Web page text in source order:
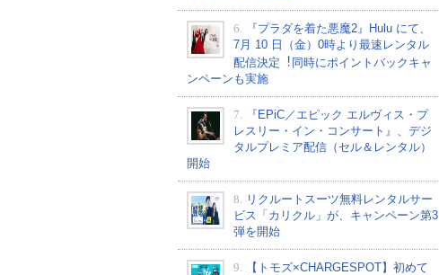
6.
『プラダを着た悪魔2』Hulu にて、
7⽉ 10 ⽇（金）0時より最速レンタル
配信決定︕同時にポイントバックキャ
ンペーンも実施
7.
『EPiC／エピック エルヴィス・プ
レスリー・イン・コンサート』、デジ
タルプレミア配信（セル＆レンタル）
開始
8.
リクルートスーツ無料レンタルサー
ビス「カリクル」が、キャンペーン第3
弾を開始
9.
【トモズ×CHARGESPOT】初めて